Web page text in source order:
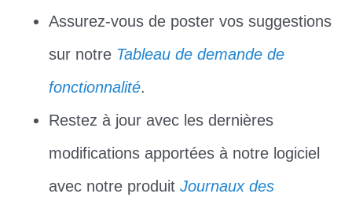
Assurez-vous de poster vos suggestions
sur notre Tableau de demande de
fonctionnalité.
Restez à jour avec les dernières
modifications apportées à notre logiciel
avec notre produitJournaux des